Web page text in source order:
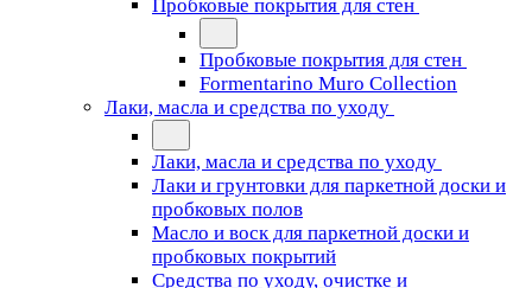
Пробковые покрытия для стен
Пробковые покрытия для стен
Formentarino Muro Collection
Лаки, масла и средства по уходу
Лаки, масла и средства по уходу
Лаки и грунтовки для паркетной доски и
пробковых полов
Масло и воск для паркетной доски и
пробковых покрытий
Средства по уходу, очистке и